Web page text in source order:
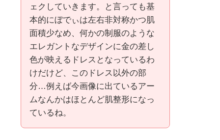
ェクしていきます。と言っても基
本的にぼでぃは左右非対称かつ肌
面積少なめ、何かの制服のような
エレガントなデザインに金の差し
色が映えるドレスとなっているわ
けだけど、このドレス以外の部
分…例えば今画像に出ているアー
ムなんかはほとんど肌整形になっ
ているね。